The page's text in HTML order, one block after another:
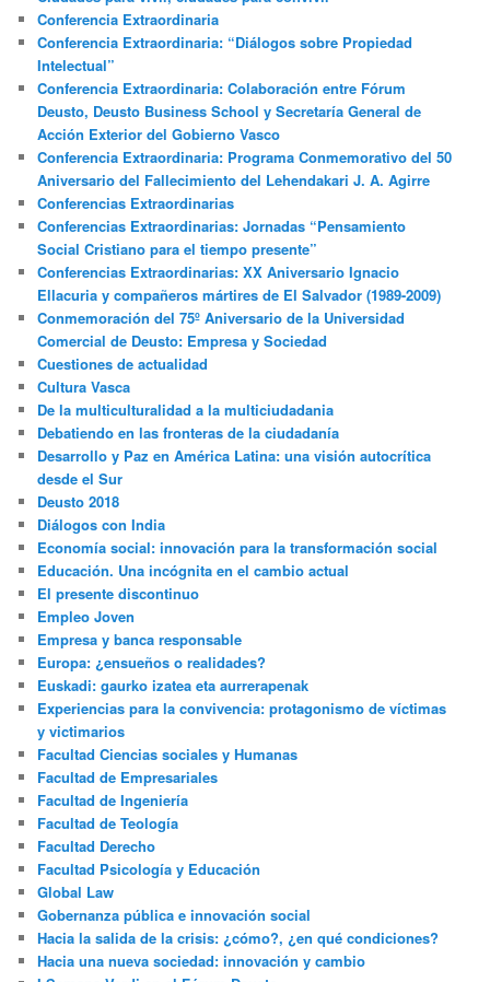
Conferencia Extraordinaria
Conferencia Extraordinaria: “Diálogos sobre Propiedad
Intelectual”
Conferencia Extraordinaria: Colaboración entre Fórum
Deusto, Deusto Business School y Secretaría General de
Acción Exterior del Gobierno Vasco
Conferencia Extraordinaria: Programa Conmemorativo del 50
Aniversario del Fallecimiento del Lehendakari J. A. Agirre
Conferencias Extraordinarias
Conferencias Extraordinarias: Jornadas “Pensamiento
Social Cristiano para el tiempo presente”
Conferencias Extraordinarias: XX Aniversario Ignacio
Ellacuria y compañeros mártires de El Salvador (1989-2009)
Conmemoración del 75º Aniversario de la Universidad
Comercial de Deusto: Empresa y Sociedad
Cuestiones de actualidad
Cultura Vasca
De la multiculturalidad a la multiciudadania
Debatiendo en las fronteras de la ciudadanía
Desarrollo y Paz en América Latina: una visión autocrítica
desde el Sur
Deusto 2018
Diálogos con India
Economía social: innovación para la transformación social
Educación. Una incógnita en el cambio actual
El presente discontinuo
Empleo Joven
Empresa y banca responsable
Europa: ¿ensueños o realidades?
Euskadi: gaurko izatea eta aurrerapenak
Experiencias para la convivencia: protagonismo de víctimas
y victimarios
Facultad Ciencias sociales y Humanas
Facultad de Empresariales
Facultad de Ingeniería
Facultad de Teología
Facultad Derecho
Facultad Psicología y Educación
Global Law
Gobernanza pública e innovación social
Hacia la salida de la crisis: ¿cómo?, ¿en qué condiciones?
Hacia una nueva sociedad: innovación y cambio